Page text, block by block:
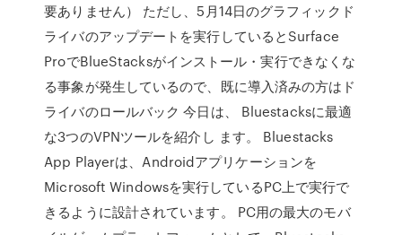
要ありません） ただし、5月14日のグラフィックド
ライバのアップデートを実行しているとSurface
ProでBlueStacksがインストール・実行できなくな
る事象が発生しているので、既に導入済みの方はド
ライバのロールバック 今日は、 Bluestacksに最適
な3つのVPNツールを紹介し ます。 Bluestacks
App Playerは、Androidアプリケーションを
Microsoft Windowsを実行しているPC上で実行で
きるように設計されています。 PC用の最大のモバ